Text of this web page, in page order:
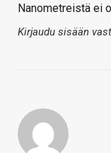
Nanometreistä ei
Kirjaudu sisään